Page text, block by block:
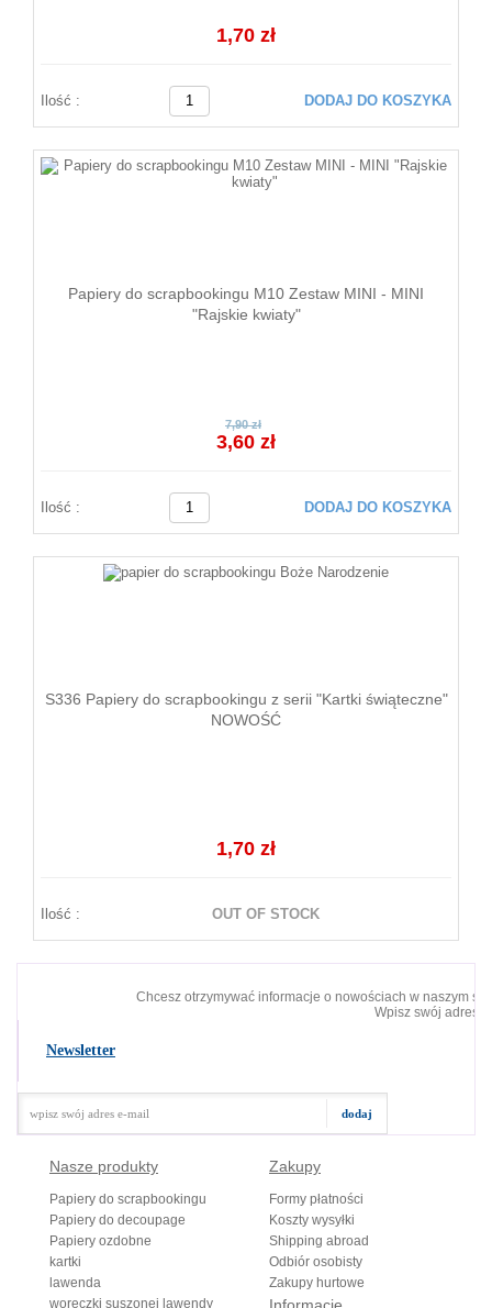
1,70 zł
Ilość : DODAJ DO KOSZYKA
Papiery do scrapbookingu M10 Zestaw MINI - MINI
"Rajskie kwiaty"
7,90 zł
3,60 zł
Ilość : DODAJ DO KOSZYKA
S336 Papiery do scrapbookingu z serii "Kartki świąteczne"
NOWOŚĆ
1,70 zł
Ilość : OUT OF STOCK
Chcesz otrzymywać informacje o nowościach w naszym
Wpisz swój adres
Newsletter
Nasze produkty
Papiery do scrapbookingu
Papiery do decoupage
Papiery ozdobne
kartki
lawenda
woreczki suszonej lawendy
Zakupy
Formy płatności
Koszty wysyłki
Shipping abroad
Odbiór osobisty
Zakupy hurtowe